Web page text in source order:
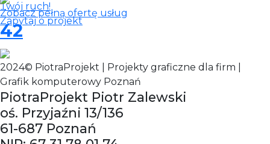
Twój ruch!
Zapytaj o projekt
Zobacz pełną ofertę usług
42
2024© PiotraProjekt | Projekty graficzne dla firm |
Grafik komputerowy Poznań
PiotraProjekt Piotr Zalewski
oś. Przyjaźni 13/136
61-687 Poznań